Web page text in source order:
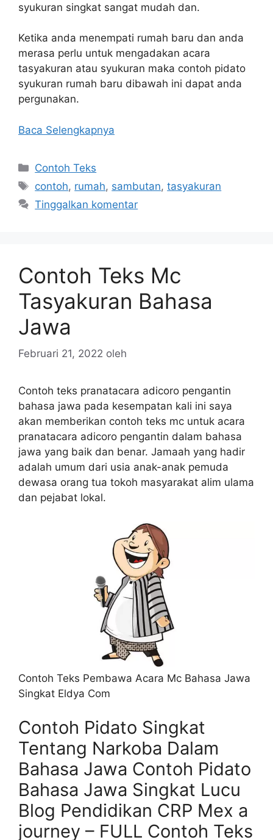
syukuran singkat sangat mudah dan.
Ketika anda menempati rumah baru dan anda
merasa perlu untuk mengadakan acara
tasyakuran atau syukuran maka contoh pidato
syukuran rumah baru dibawah ini dapat anda
pergunakan.
Baca Selengkapnya
Kategori
Contoh Teks
Tag
contoh, rumah, sambutan,tasyakuran
Tinggalkan komentar
Contoh Teks Mc
Tasyakuran Bahasa
Jawa
Februari 21, 2022 oleh
Contoh teks pranatacara adicoro pengantin
bahasa jawa pada kesempatan kali ini saya
akan memberikan contoh teks mc untuk acara
pranatacara adicoro pengantin dalam bahasa
jawa yang baik dan benar. Jamaah yang hadir
adalah umum dari usia anak-anak pemuda
dewasa orang tua tokoh masyarakat alim ulama
dan pejabat lokal.
Contoh Teks Pembawa Acara Mc Bahasa Jawa
Singkat Eldya Com
Contoh Pidato Singkat
Tentang Narkoba Dalam
Bahasa Jawa Contoh Pidato
Bahasa Jawa Singkat Lucu
Blog Pendidikan CRP Mex a
journey – FULL Contoh Teks